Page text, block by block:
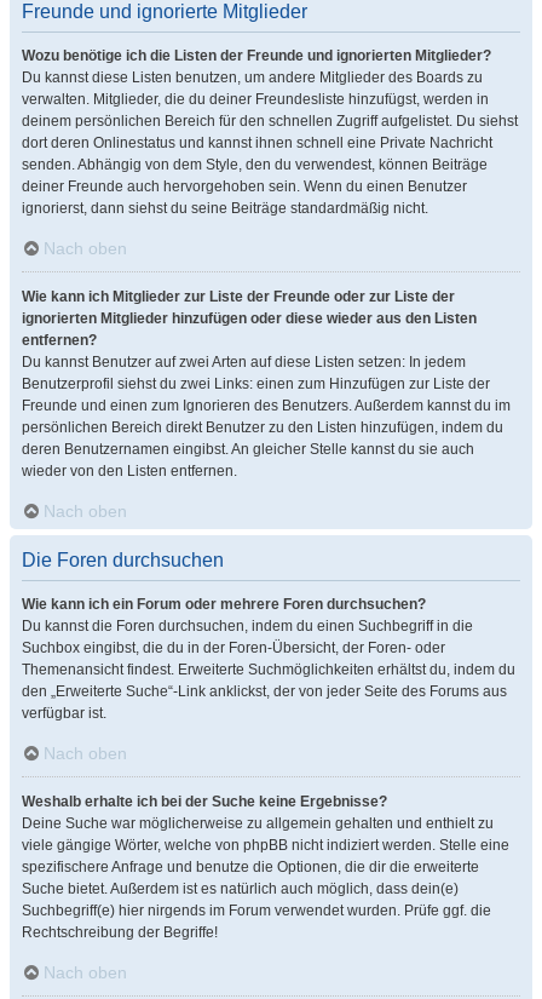
Freunde und ignorierte Mitglieder
Wozu benötige ich die Listen der Freunde und ignorierten Mitglieder?
Du kannst diese Listen benutzen, um andere Mitglieder des Boards zu
verwalten. Mitglieder, die du deiner Freundesliste hinzufügst, werden in
deinem persönlichen Bereich für den schnellen Zugriff aufgelistet. Du siehst
dort deren Onlinestatus und kannst ihnen schnell eine Private Nachricht
senden. Abhängig von dem Style, den du verwendest, können Beiträge
deiner Freunde auch hervorgehoben sein. Wenn du einen Benutzer
ignorierst, dann siehst du seine Beiträge standardmäßig nicht.
Nach oben
Wie kann ich Mitglieder zur Liste der Freunde oder zur Liste der
ignorierten Mitglieder hinzufügen oder diese wieder aus den Listen
entfernen?
Du kannst Benutzer auf zwei Arten auf diese Listen setzen: In jedem
Benutzerprofil siehst du zwei Links: einen zum Hinzufügen zur Liste der
Freunde und einen zum Ignorieren des Benutzers. Außerdem kannst du im
persönlichen Bereich direkt Benutzer zu den Listen hinzufügen, indem du
deren Benutzernamen eingibst. An gleicher Stelle kannst du sie auch
wieder von den Listen entfernen.
Nach oben
Die Foren durchsuchen
Wie kann ich ein Forum oder mehrere Foren durchsuchen?
Du kannst die Foren durchsuchen, indem du einen Suchbegriff in die
Suchbox eingibst, die du in der Foren-Übersicht, der Foren- oder
Themenansicht findest. Erweiterte Suchmöglichkeiten erhältst du, indem du
den „Erweiterte Suche“-Link anklickst, der von jeder Seite des Forums aus
verfügbar ist.
Nach oben
Weshalb erhalte ich bei der Suche keine Ergebnisse?
Deine Suche war möglicherweise zu allgemein gehalten und enthielt zu
viele gängige Wörter, welche von phpBB nicht indiziert werden. Stelle eine
spezifischere Anfrage und benutze die Optionen, die dir die erweiterte
Suche bietet. Außerdem ist es natürlich auch möglich, dass dein(e)
Suchbegriff(e) hier nirgends im Forum verwendet wurden. Prüfe ggf. die
Rechtschreibung der Begriffe!
Nach oben